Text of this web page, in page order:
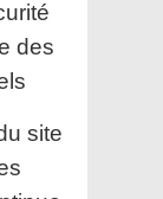
des
site